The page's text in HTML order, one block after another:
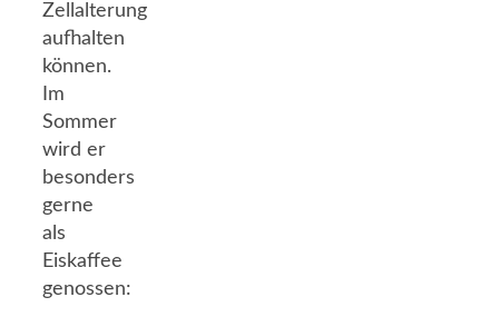
Zellalterung
aufhalten
können.
Im
Sommer
wird er
besonders
gerne
als
Eiskaffee
genossen: